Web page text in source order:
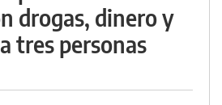
drogas, dinero y
tres personas